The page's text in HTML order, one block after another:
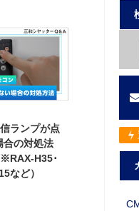
ランプが点
合の対処法
※RAX-H35･
など）